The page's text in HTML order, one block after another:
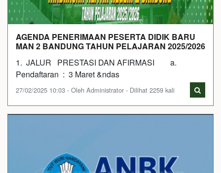
AGENDA PENERIMAAN PESERTA DIDIK BARU
MAN 2 BANDUNG TAHUN PELAJARAN 2025/2026
1. JALUR PRESTASI DAN AFIRMASI a.
Pendaftaran : 3 Maret &ndas
27/02/2025 10:03 - Oleh Administrator - Dilihat 2259 kali